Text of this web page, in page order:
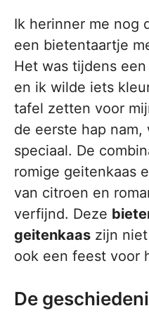
Ik herinner me nog
een bietentaartje
Het was tijdens
en ik wilde iets
tafel zetten voor
de eerste hap
speciaal. De
romige geitenkaas
van citroen en
verfijnd. Deze
geitenkaas zijn
ook een feest voor
De